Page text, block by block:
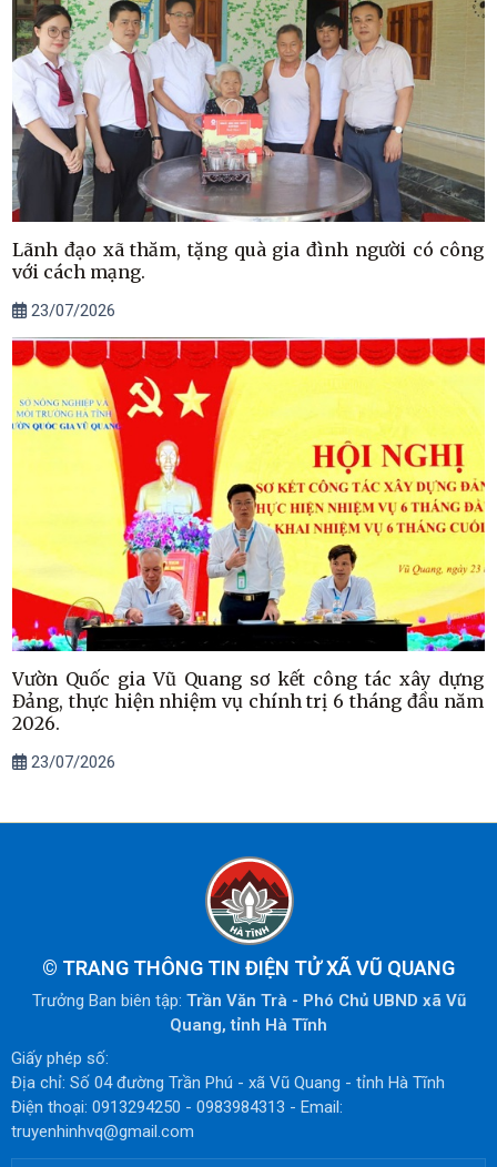
Lãnh đạo xã thăm, tặng quà gia đình người có công
với cách mạng.
23/07/2026
Vườn Quốc gia Vũ Quang sơ kết công tác xây dựng
Đảng, thực hiện nhiệm vụ chính trị 6 tháng đầu năm
2026.
23/07/2026
© TRANG THÔNG TIN ĐIỆN TỬ XÃ VŨ QUANG
Trưởng Ban biên tập: Trần Văn Trà - Phó Chủ UBND xã Vũ
Quang, tỉnh Hà Tĩnh
Giấy phép số:
Địa chỉ: Số 04 đường Trần Phú - xã Vũ Quang - tỉnh Hà Tĩnh
Điện thoại: 0913294250 - 0983984313 - Email:
truyenhinhvq@gmail.com